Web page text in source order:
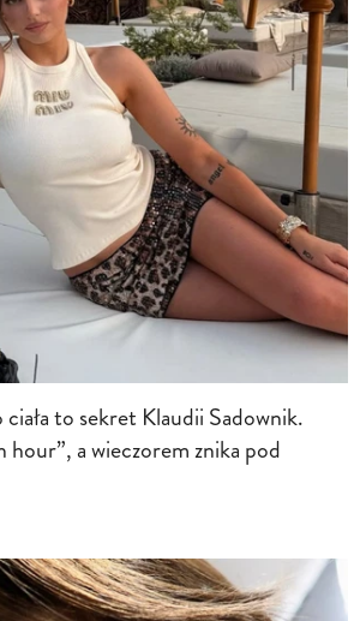
to sekret Klaudii Sadownik.
hour”, a wieczorem znika pod